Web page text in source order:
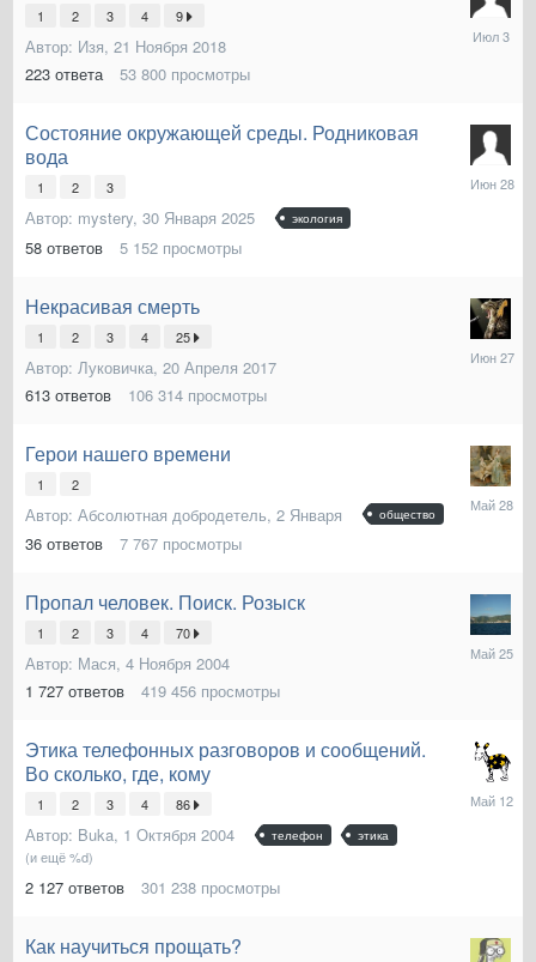
1 2 3 4 9
Автор: Изя, 21 Ноября 2018
223 ответа 53 800 просмотры
3
Июля
Состояние окружающей среды. Родниковая
вода
1 2 3
Автор: mystery, 30 Января 2025 экология
58 ответов 5 152 просмотры
28
Июня
Некрасивая смерть
1 2 3 4 25
Автор: Луковичка, 20 Апреля 2017
613 ответов 106 314 просмотры
27
Июня
Герои нашего времени
1 2
Автор: Абсолютная добродетель, 2 Января общество
36 ответов 7 767 просмотры
28
Мая
Пропал человек. Поиск. Розыск
1 2 3 4 70
Автор: Мася, 4 Ноября 2004
1 727 ответов 419 456 просмотры
25
Этика телефонных разговоров и сообщений.
Во сколько, где, кому
1 2 3 4 86
Автор: Buka, 1 Октября 2004 телефон этика
(и ещё %d)
2 127 ответов 301 238 просмотры
12
Как научиться прощать?